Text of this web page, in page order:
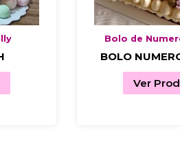
Bolo de
BOLO
Ver